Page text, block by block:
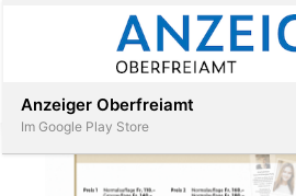
Abonnieren
Anzeiger Oberfreiamt
Im Google Play Store